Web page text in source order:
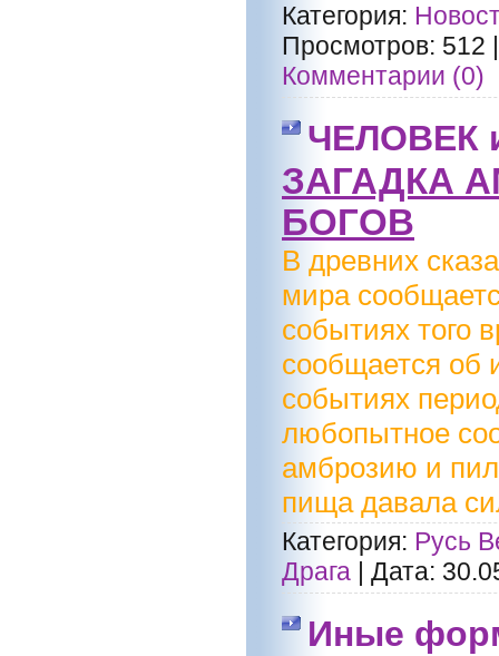
Категория:
Просмотров: 512
Комментарии (0)
ЧЕЛОВЕК
ЗАГАДКА
БОГОВ
В древних
мира
событиях того
сообщается об
событиях
любопытное
амброзию и
пища давала
Категория: Русь
Драга
Дата:
Иные